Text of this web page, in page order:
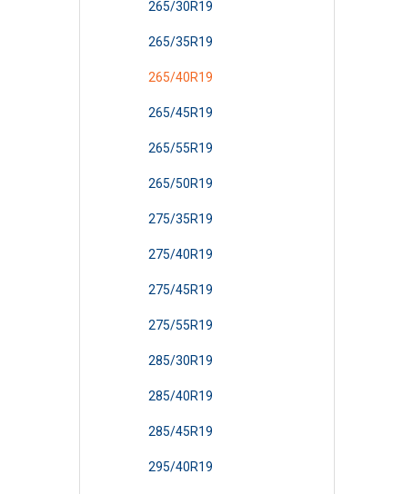
265/30R19
265/35R19
265/40R19
265/45R19
265/55R19
265/50R19
275/35R19
275/40R19
275/45R19
275/55R19
285/30R19
285/40R19
285/45R19
295/40R19